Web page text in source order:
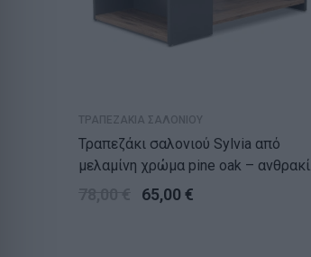
ΤΡΑΠΕΖΑΚΙΑ ΣΑΛΟΝΙΟΥ
Τραπεζάκι σαλονιού Sylvia από
μελαμίνη χρώμα pine oak – ανθρακί
90,2×59,2×48,1εκ.
65,00 €